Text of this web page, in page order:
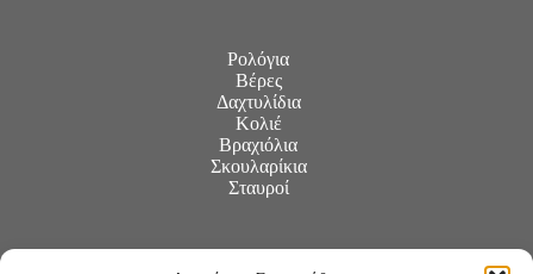
Ρολόγια
Βέρες
Δαχτυλίδια
Κολιέ
Βραχιόλια
Σκουλαρίκια
Σταυροί